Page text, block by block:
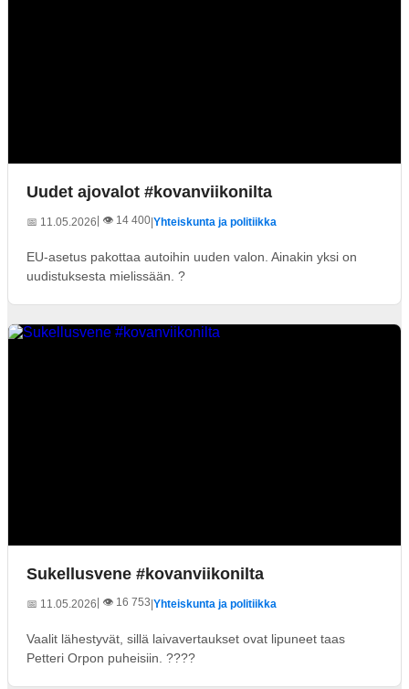
Uudet ajovalot #kovanviikonilta
📅 11.05.2026 | 👁️ 14 400|Yhteiskunta ja politiikka
EU-asetus pakottaa autoihin uuden valon. Ainakin yksi on
uudistuksesta mielissään. ?
Sukellusvene #kovanviikonilta
📅 11.05.2026 | 👁️ 16 753|Yhteiskunta ja politiikka
Vaalit lähestyvät, sillä laivavertaukset ovat lipuneet taas
Petteri Orpon puheisiin. ????